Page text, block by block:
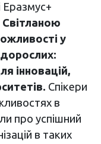
Еразмус+
у
дорослих:
інновацій,
Спікери
в
про успішний
в таких